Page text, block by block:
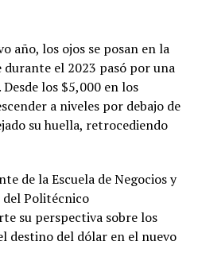
año, los ojos se posan en la
el 2023 pasó por una
los $5,000 en los
a niveles por debajo de
su huella, retrocediendo
de la Escuela de Negocios y
Politécnico
su perspectiva sobre los
destino del dólar en el nuevo